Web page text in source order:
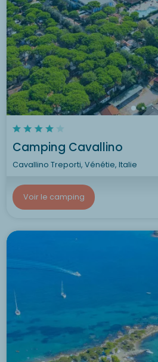
Camping Cavallino
Cavallino Treporti, Vénétie, Italie
Voir le camping